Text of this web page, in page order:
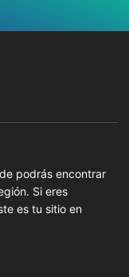
podrás encontrar
Si eres
es tu sitio en